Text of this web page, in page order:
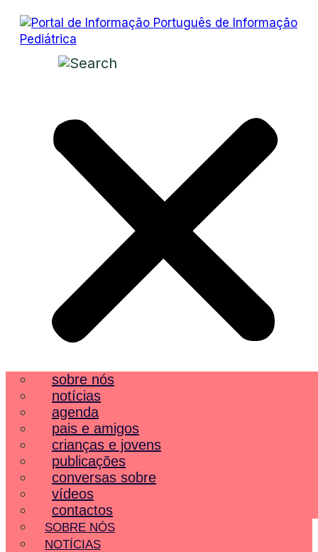
sobre nós
notícias
agenda
pais e amigos
crianças e jovens
publicações
conversas sobre
vídeos
contactos
SOBRE NÓS
NOTÍCIAS